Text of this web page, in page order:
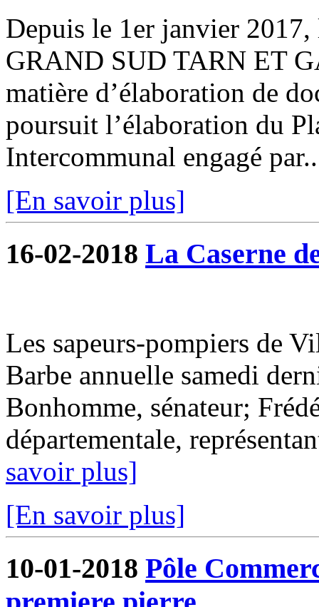
Depuis le 1er janvier 2017,
GRAND SUD TARN ET
matière d’élaboration de
poursuit l’élaboration du
Intercommunal engagé
[En savoir plus]
16-02-2018 La Caserne
Les sapeurs-pompiers de
Barbe annuelle samedi
Bonhomme, sénateur;
départementale,
savoir plus]
[En savoir plus]
10-01-2018 Pôle